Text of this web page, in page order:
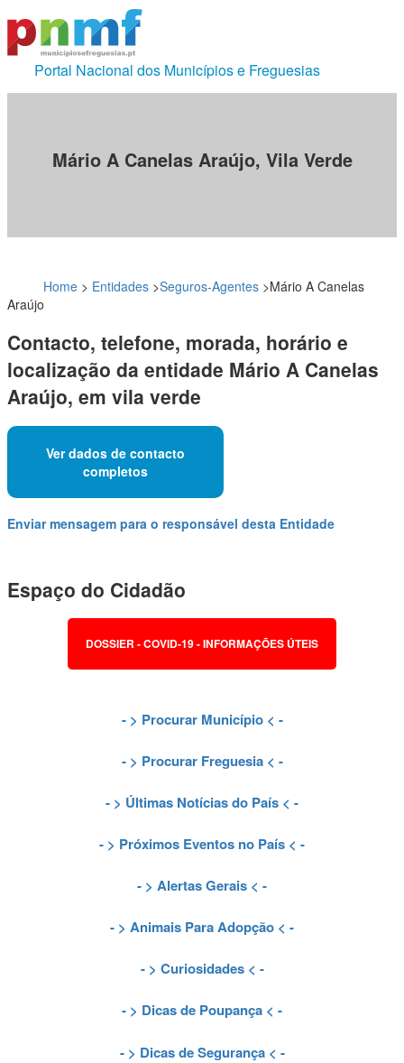
Portal Nacional dos Municípios e Freguesias
Mário A Canelas Araújo, Vila Verde
Home > Entidades >Seguros-Agentes >Mário A Canelas
Araújo
Contacto, telefone, morada, horário e
localização da entidade Mário A Canelas
Araújo, em vila verde
Ver dados de contacto
completos
Enviar mensagem para o responsável desta Entidade
Espaço do Cidadão
DOSSIER - COVID-19 - INFORMAÇÕES ÚTEIS
- > Procurar Município< -
- > Procurar Freguesia< -
- > Últimas Notícias do País < -
- > Próximos Eventos no País < -
- > Alertas Gerais < -
- > Animais Para Adopção < -
- > Curiosidades< -
- > Dicas de Poupança < -
- > Dicas de Segurança< -